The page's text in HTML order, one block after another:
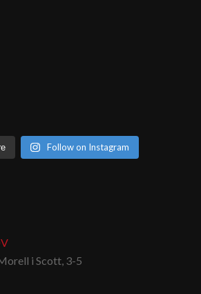
Follow on Instagram
i Scott, 3-5